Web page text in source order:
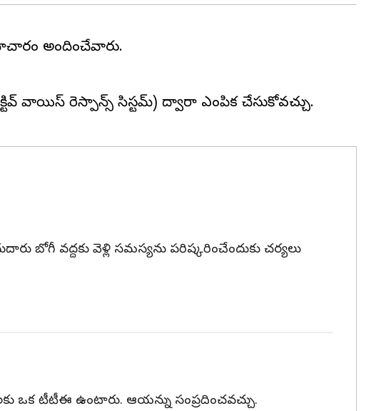
అందించేవారు.
వాయిస్‌ రెస్పాన్స్‌ సిస్టమ్‌) ద్వారా ఎంపిక చేసుకోవచ్చు.
బోగీ వద్దకు వెళ్లి సమస్యను పరిష్కరించేందుకు చర్యలు
టీటీఈ ఉంటారు. ఆయన్ను సంప్రదించవచ్చు.